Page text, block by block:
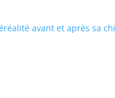
avant et après sa